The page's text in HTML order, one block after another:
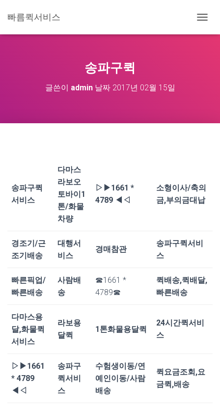
빠름퀵서비스
비
송파구퀵
글쓴이 admin날짜 2017년 02월 15일
송파구퀵
서비스
다마스
라보오
토바이1
톤/화물
차량
▷▶1661 *
4789 ◀◁
소형이사/축의
금,부의금대납
경조기/근
조기배송
대행서
비스
경매참관
송파구퀵서비
스
빠른픽업/
빠른배송
사람배
송
☎1661 *
4789☎
퀵배송,퀵배달,
빠른배송
다마스용
달,화물퀵
서비스
라보용
달퀵
1톤화물용달퀵
24시간퀵서비
스
▷▶1661
* 4789
◀◁
송파구
퀵서비
스
수험생이동/연
예인이동/사람
배송
퀵요금조회,요
금퀵,배송